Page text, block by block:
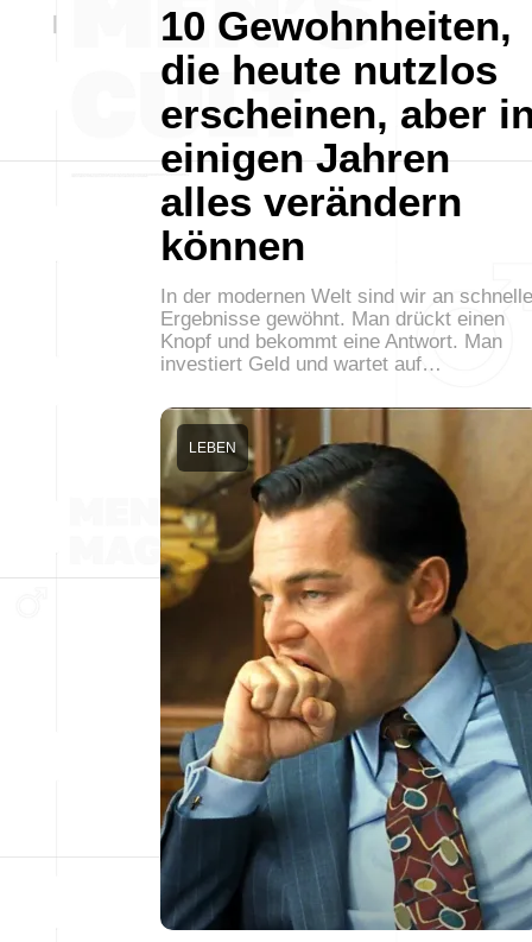
10 Gewohnheiten,
die heute nutzlos
erscheinen, aber
einigen Jahren
alles verändern
können
In der modernen Welt sind wir an schnelle
Ergebnisse gewöhnt. Man drückt einen
Knopf und bekommt eine Antwort. Man
investiert Geld und wartet auf…
LEBEN